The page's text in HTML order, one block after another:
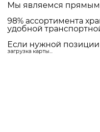
Мы являемся прямым
98% ассортимента
удобной
Если нужной
загрузка карты...